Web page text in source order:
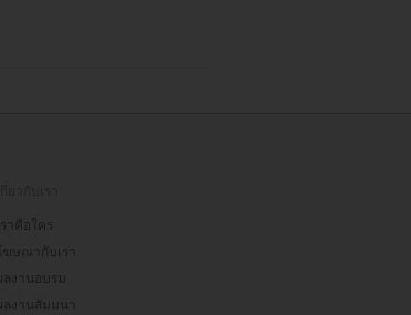
เราคือใคร
โฆษณากับเรา
ผลงานอบรม
ผลงานสัมมนา